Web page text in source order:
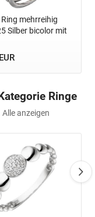
mehrreihig
Silber bicolor mit
Ringe
Alle anzeigen